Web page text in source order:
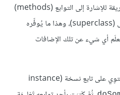
عليه، فكانت الحاجة إلى وجود طريقة للإشارة إلى التوابع (methods)
والمُتْغيِّرات المُعرَّفة بالصَنْف الأعلى (superclass)، وهذا ما يُوفِّره
أي شيء عن تلك الإضافات
لنَفْترِض أن لديك صَنْف فرعي يَحتوِي على تابع نسخة (instance